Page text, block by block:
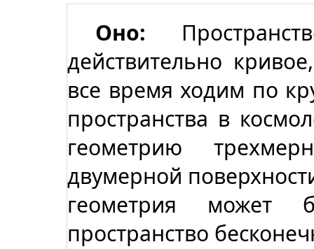
Оно:
действительно
все время ходим по
пространства в
геометрию
двумерной
геометрия может
пространство